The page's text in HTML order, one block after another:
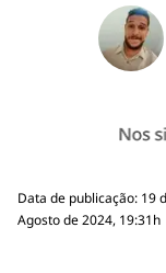
Data de publicação: 19
Agosto de 2024, 19:31h